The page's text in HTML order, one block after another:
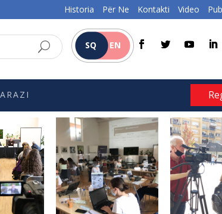
Historia Për Ne Kontakti Video
SQ EN